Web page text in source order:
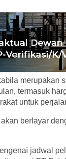
merupakan
termasuk
untuk
berlayar
jadwal